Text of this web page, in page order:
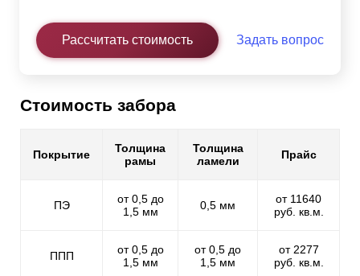
Рассчитать стоимость Задать вопрос
Стоимость забора
Покрытие
Толщина
рамы
Толщина
ламели
Прайс
ПЭ
от 0,5 до
1,5 мм
0,5 мм
от 11640
руб. кв.м.
ППП
от 0,5 до
1,5 мм
от 0,5 до
1,5 мм
от 2277
руб. кв.м.